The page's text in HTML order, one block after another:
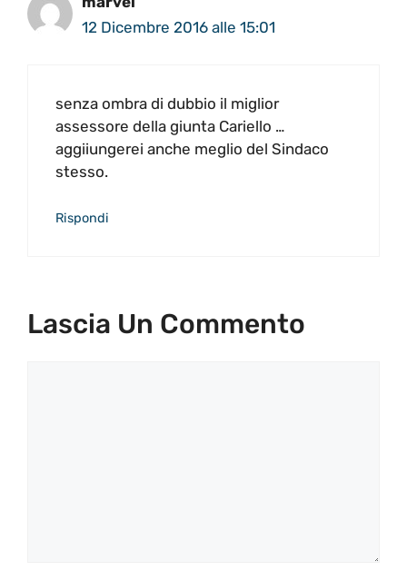
12 Dicembre 2016 alle 15:01
senza ombra di dubbio il miglior
assessore della giunta Cariello …
aggiiungerei anche meglio del Sindaco
stesso.
Rispondi
Lascia Un Commento